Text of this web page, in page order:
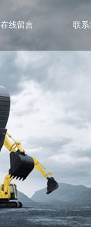
在线留言 联系